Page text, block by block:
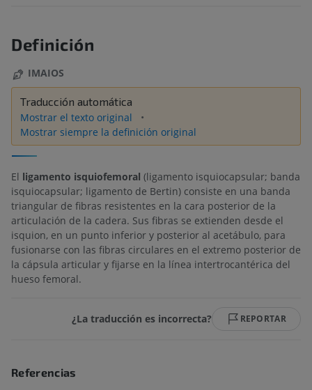
Definición
IMAIOS
Traducción automática
Mostrar el texto original
Mostrar siempre la definición original
El ligamento isquiofemoral (ligamento isquiocapsular; banda
isquiocapsular; ligamento de Bertin) consiste en una banda
triangular de fibras resistentes en la cara posterior de la
articulación de la cadera. Sus fibras se extienden desde el
isquion, en un punto inferior y posterior al acetábulo, para
fusionarse con las fibras circulares en el extremo posterior de
la cápsula articular y fijarse en la línea intertrocantérica del
hueso femoral.
¿La traducción es incorrecta? REPORTAR
Referencias